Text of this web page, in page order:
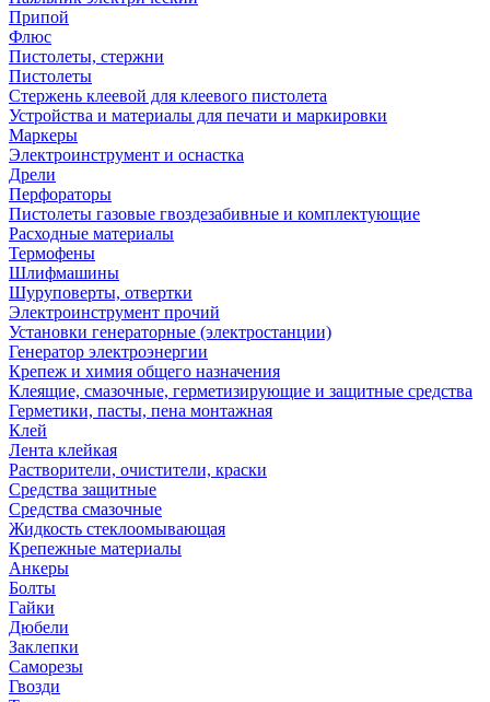
Припой
Флюс
Пистолеты, стержни
Пистолеты
Стержень клеевой для клеевого пистолета
Устройства и материалы для печати и маркировки
Маркеры
Электроинструмент и оснастка
Дрели
Перфораторы
Пистолеты газовые гвоздезабивные и комплектующие
Расходные материалы
Термофены
Шлифмашины
Шуруповерты, отвертки
Электроинструмент прочий
Установки генераторные (электростанции)
Генератор электроэнергии
Крепеж и химия общего назначения
Клеящие, смазочные, герметизирующие и защитные средства
Герметики, пасты, пена монтажная
Клей
Лента клейкая
Растворители, очистители, краски
Средства защитные
Средства смазочные
Жидкость стеклоомывающая
Крепежные материалы
Анкеры
Болты
Гайки
Дюбели
Заклепки
Саморезы
Гвозди